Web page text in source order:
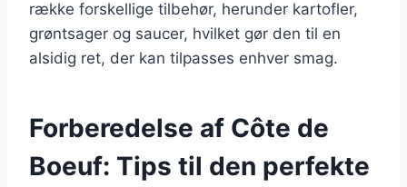
række forskellige tilbehør, herunder kartofler,
grøntsager og saucer, hvilket gør den til en
alsidig ret, der kan tilpasses enhver smag.
Forberedelse af Côte de
Boeuf: Tips til den perfekte